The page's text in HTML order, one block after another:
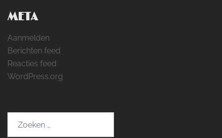
META
Aanmelden
Berichten feed
Reacties feed
WordPress.org